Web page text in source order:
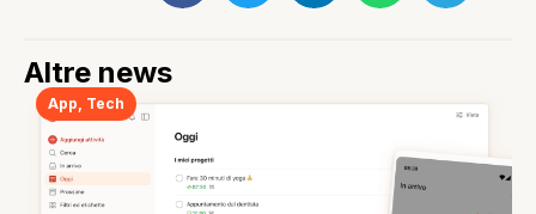
Altre news
App Tech